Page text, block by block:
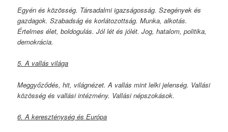
Egyén és közösség. Társadalmi igazságosság. Szegények és
gazdagok. Szabadság és korlátozottság. Munka, alkotás.
Értelmes élet, boldogulás. Jól lét és jólét. Jog, hatalom, politika,
demokrácia.
5. A vallás világa
Meggyőződés, hit, világnézet. A vallás mint lelki jelenség. Vallási
közösség és vallási intézmény. Vallási népszokások.
6. A kereszténység és Európa